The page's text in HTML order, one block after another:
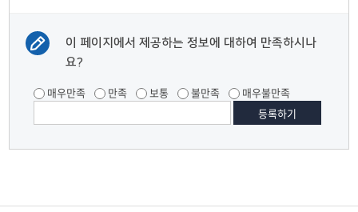
이 페이지에서 제공하는 정보에 대하여 만족하시나
요?
매우만족 만족 보통 불만족 매우불만족